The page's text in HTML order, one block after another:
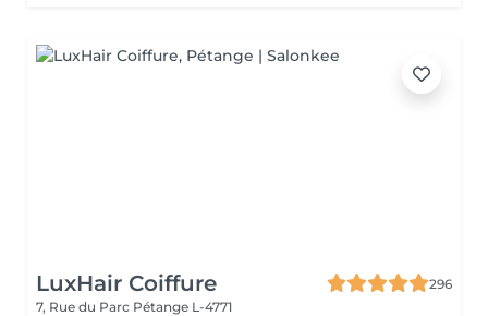
LuxHair Coiffure
296
7, Rue du Parc Pétange L-4771